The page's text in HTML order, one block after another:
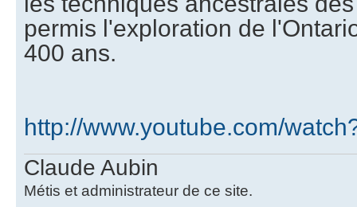
permis l'exploration de
400 ans.
http://www.youtube.com/
Claude Aubin
Métis et administrateur de ce site.